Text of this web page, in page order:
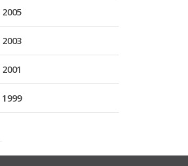
2005
2003
2001
1999